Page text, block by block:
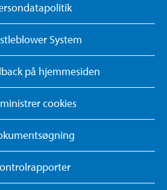
System
på hjemmesiden
cookies